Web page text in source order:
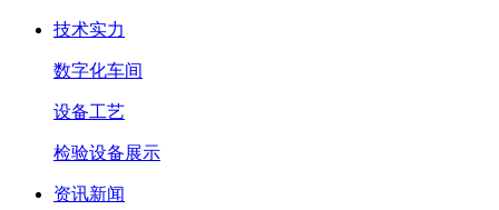
技术实力
数字化车间
设备工艺
检验设备展示
资讯新闻